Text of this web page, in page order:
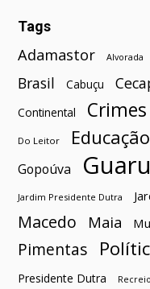
Tags
Adamastor Alvorada
Brasil Cabuçu
Continental Crimes
Do Leitor Educação
Gopoúva
Jardim Presidente Dutra
Macedo
Maia
Pimentas
Presidente Dutra